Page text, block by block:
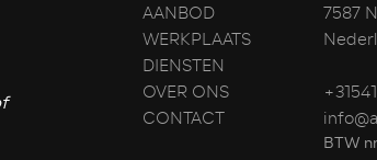
AANBOD
WERKPLAATS
DIENSTEN
OVER ONS
CONTACT
7587
BTW